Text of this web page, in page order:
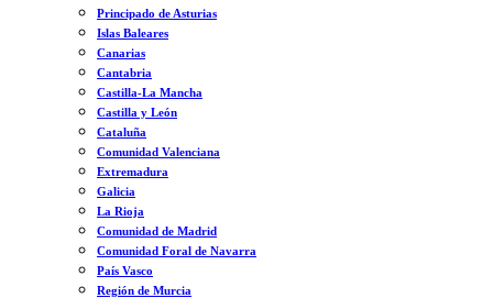
Principado de Asturias
Islas Baleares
Canarias
Cantabria
Castilla-La Mancha
Castilla y León
Cataluña
Comunidad Valenciana
Extremadura
Galicia
La Rioja
Comunidad de Madrid
Comunidad Foral de Navarra
País Vasco
Región de Murcia